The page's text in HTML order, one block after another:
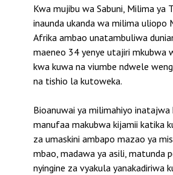
Kwa mujibu wa Sabuni, Milima ya
inaunda ukanda wa milima uliopo
Afrika ambao unatambuliwa
maeneo 34 yenye utajiri mkubwa
kwa kuwa na viumbe ndwele
na tishio la kutoweka.
Bioanuwai ya milimahiyo inatajwa
manufaa makubwa kijamii katika
za umaskini ambapo mazao ya
mbao, madawa ya asili, matunda
nyingine za vyakula yanakadiriwa